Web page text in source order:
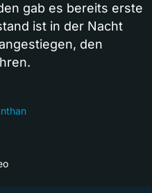
gab es bereits erste
ist in der Nacht
den